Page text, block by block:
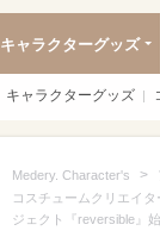
キャラクターグッズ
キャラクターグッズ
Medery. Character's >
コスチュームクリエイ
ジェクト『reversible』